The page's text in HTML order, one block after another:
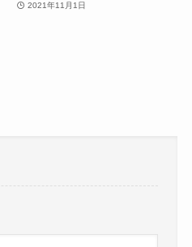
2021年11月1日